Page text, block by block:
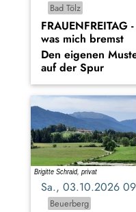
Bad Tölz
FRAUENFREITAG
was mich bremst
Den eigenen
auf der Spur
Sa., 03.10.2026
Beuerberg